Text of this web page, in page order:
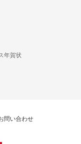
年賀状
問い合わせ